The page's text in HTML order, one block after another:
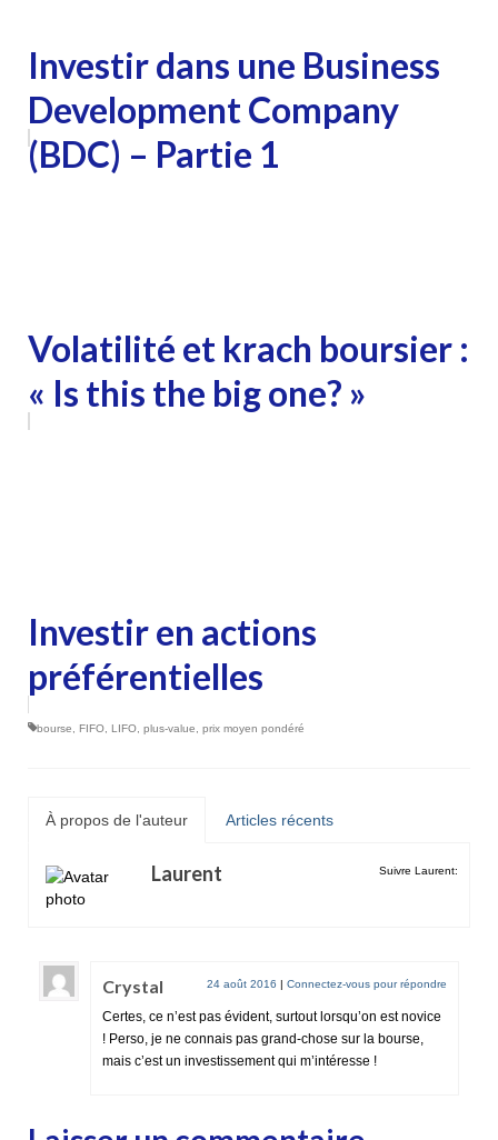
Investir dans une Business
Development Company
(BDC) – Partie 1
Volatilité et krach boursier :
« Is this the big one? »
Investir en actions
préférentielles
bourse, FIFO, LIFO, plus-value, prix moyen pondéré
À propos de l'auteur Articles récents
Suivre Laurent:
Laurent
Crystal 24 août 2016 | Connectez-vous pour répondre
Certes, ce n’est pas évident, surtout lorsqu’on est novice
! Perso, je ne connais pas grand-chose sur la bourse,
mais c’est un investissement qui m’intéresse !